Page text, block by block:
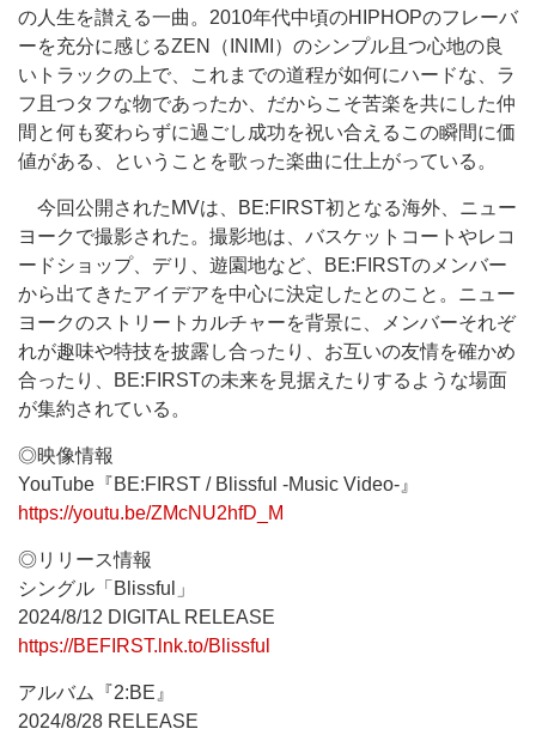
の人生を讃える一曲。2010年代中頃のHIPHOPのフレーバ
ーを充分に感じるZEN（INIMI）のシンプル且つ心地の良
いトラックの上で、これまでの道程が如何にハードな、ラ
フ且つタフな物であったか、だからこそ苦楽を共にした仲
間と何も変わらずに過ごし成功を祝い合えるこの瞬間に価
値がある、ということを歌った楽曲に仕上がっている。
今回公開されたMVは、BE:FIRST初となる海外、ニュー
ヨークで撮影された。撮影地は、バスケットコートやレコ
ードショップ、デリ、遊園地など、BE:FIRSTのメンバー
から出てきたアイデアを中心に決定したとのこと。ニュー
ヨークのストリートカルチャーを背景に、メンバーそれぞ
れが趣味や特技を披露し合ったり、お互いの友情を確かめ
合ったり、BE:FIRSTの未来を見据えたりするような場面
が集約されている。
◎映像情報
YouTube『BE:FIRST / Blissful -Music Video-』
https://youtu.be/ZMcNU2hfD_M
◎リリース情報
シングル「Blissful」
2024/8/12 DIGITAL RELEASE
https://BEFIRST.lnk.to/Blissful
アルバム『2:BE』
2024/8/28 RELEASE